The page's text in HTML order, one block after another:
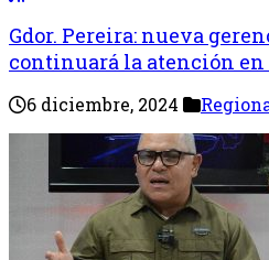
Gdor. Pereira: nueva
continuará la atención en
6 diciembre, 2024